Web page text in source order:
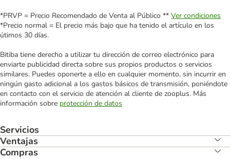
*PRVP = Precio Recomendado de Venta al Público ** Ver condiciones
*Precio normal = El precio más bajo que ha tenido el artículo en los
útimos 30 días.
Bitiba tiene derecho a utilizar tu dirección de correo electrónico para
enviarte publicidad directa sobre sus propios productos o servicios
similares. Puedes oponerte a ello en cualquier momento, sin incurrir en
ningún gasto adicional a los gastos básicos de transmisión, poniéndote
en contacto con el servicio de atención al cliente de zooplus. Más
información sobre protección de datos
Servicios
Ventajas
Compras